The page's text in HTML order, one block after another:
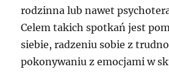
rodzinna lub nawet
Celem takich spotkań jest
siebie, radzeniu sobie z
pokonywaniu z emocjami w